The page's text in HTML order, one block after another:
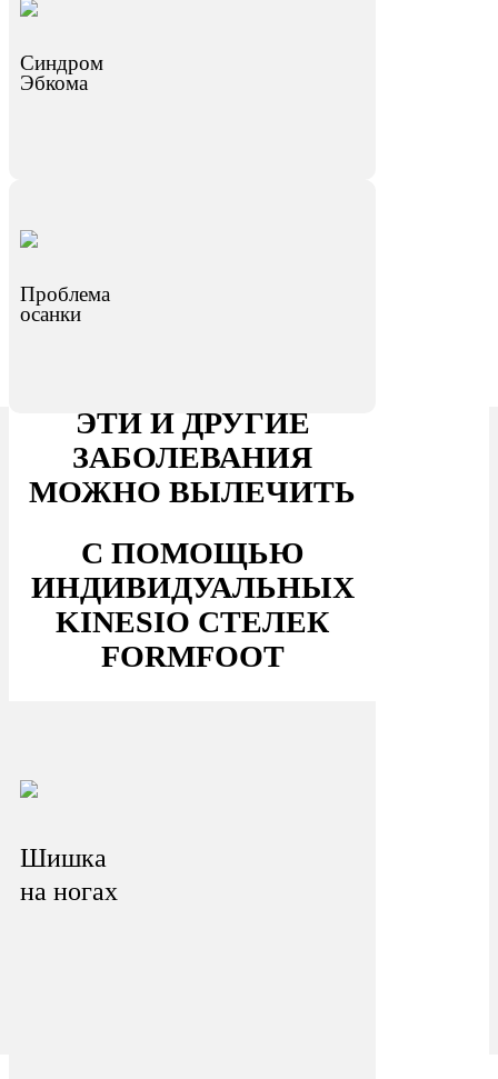
Синдром
Эбкома
Проблема
осанки
ЭТИ И ДРУГИЕ
ЗАБОЛЕВАНИЯ
МОЖНО ВЫЛЕЧИТЬ
С ПОМОЩЬЮ
ИНДИВИДУАЛЬНЫХ
KINESIO СТЕЛЕК
FORMFOOT
Шишка
на ногах